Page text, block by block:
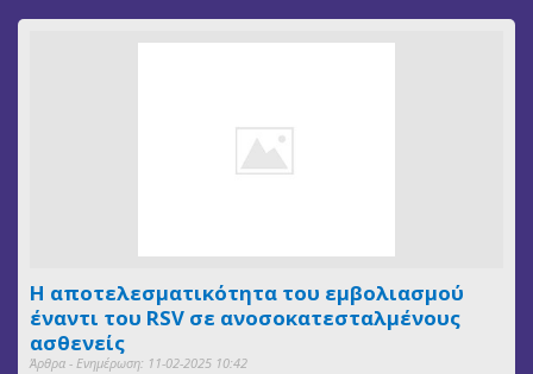
Η αποτελεσματικότητα του εμβολιασμού
έναντι του RSV σε ανοσοκατεσταλμένους
ασθενείς
Άρθρα - Ενημέρωση: 11-02-2025 10:42